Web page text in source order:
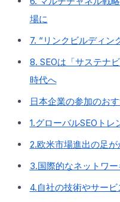
場に
7. “リンクビルディン
8. SEOは「サステナ
時代へ
日本企業の参加のお
1.グローバルSEOト
2.欧米市場進出の足が
3.国際的なネットワ
4.自社の技術やサー